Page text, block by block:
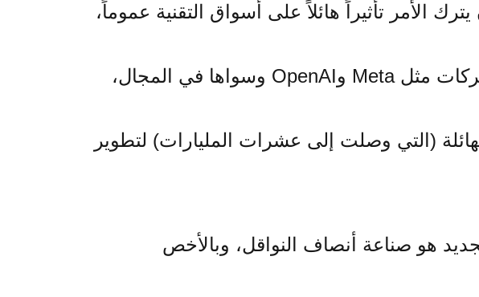
الأمر تأثيراً هائلاً على أسواق التقنية عموماً،
خصوصًا. حيث يلغي النموذج الجديد الهيمنة الأمريكية التي ثبتتها شركات مثل Meta وOpenAI وسواها في المجال،
(التي وصلت إلى عشرات المليارات) لتطوير
هو صناعة أنصاف النواقل، وبالأخص